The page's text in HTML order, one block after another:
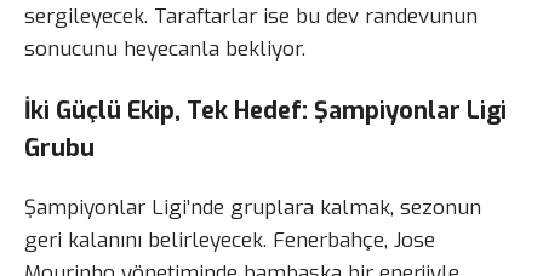
sergileyecek. Taraftarlar ise bu dev randevunun
sonucunu heyecanla bekliyor.
İki Güçlü Ekip, Tek Hedef: Şampiyonlar Ligi
Grubu
Şampiyonlar Ligi’nde gruplara kalmak, sezonun
geri kalanını belirleyecek. Fenerbahçe, Jose